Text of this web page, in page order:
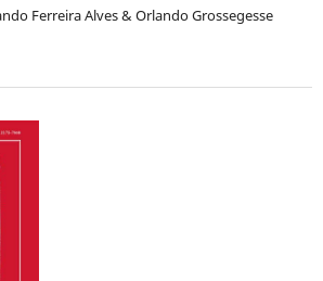
Ferreira Alves & Orlando Grossegesse